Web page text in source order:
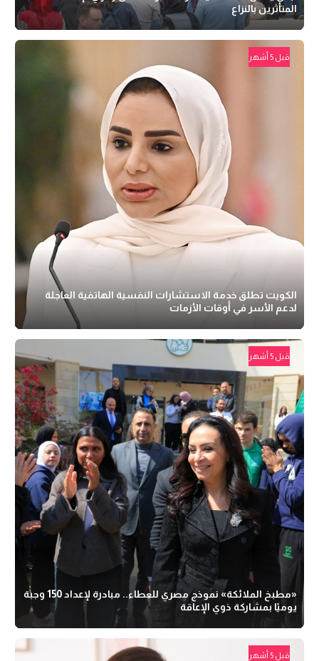
المتأثرين بالنزاع
قبل 5 أشهر
الكويت تطلق خدمة الاستشارات النفسية الهاتفية العاجلة
لدعم الأسر في أوقات الأزمات
قبل 5 أشهر
«مطبخ الملائكة» نموذج مصري للعطاء.. مبادرة لإعداد 150 وجبة
يوميًا بمشاركة ذوي الإعاقة
قبل 5 أشهر